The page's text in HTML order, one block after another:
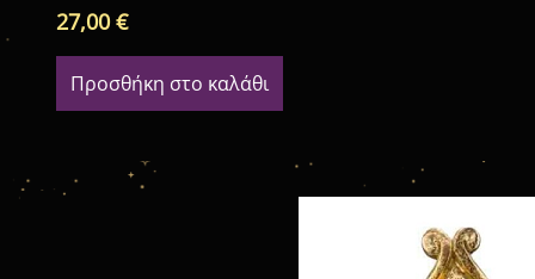
27,00€
Προσθήκη στο καλάθι